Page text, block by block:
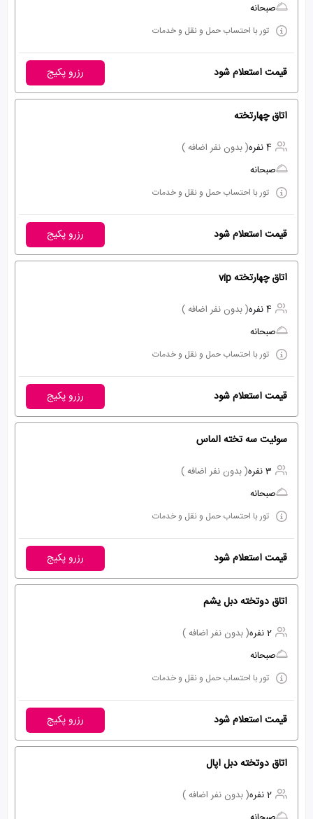
صبحانه
تور با احتساب حمل و نقل و خدمات
قیمت استعلام شود رزرو پکیج
اتاق چهارتخته
4 نفره
( بدون نفر اضافه )
صبحانه
تور با احتساب حمل و نقل و خدمات
قیمت استعلام شود رزرو پکیج
اتاق چهارتخته vip
4 نفره
( بدون نفر اضافه )
صبحانه
تور با احتساب حمل و نقل و خدمات
قیمت استعلام شود رزرو پکیج
سوئیت سه تخته الماس
3 نفره
( بدون نفر اضافه )
صبحانه
تور با احتساب حمل و نقل و خدمات
قیمت استعلام شود رزرو پکیج
اتاق دوتخته دبل یشم
2 نفره
( بدون نفر اضافه )
صبحانه
تور با احتساب حمل و نقل و خدمات
قیمت استعلام شود رزرو پکیج
اتاق دوتخته دبل اپال
2 نفره
( بدون نفر اضافه )